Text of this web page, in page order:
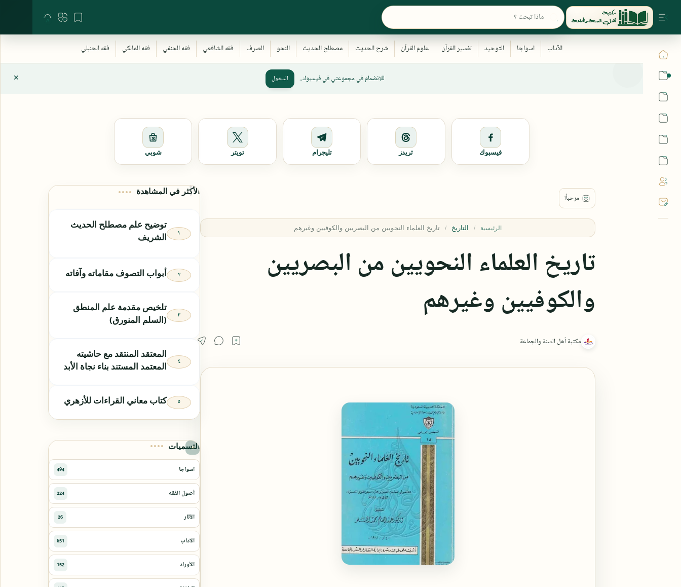
للإنضمام في مجموعتي في فيسبوك.. الدخول
فيسبوك ثريدز تليجرام تويتر شوبي
الرئيسية التاريخ
تاريخ العلماء النحويين من البصريين
والكوفيين وغيرهم
الأكثر في المشاهدة
توضيح علم مصطلح الحديث
الشريف
أبواب التصوف مقاماته وآفاته
تلخيص مقدمة علم المنطق
(السلم المنورق)
المعتقد المنتقد مع حاشيته
المعتمد المستند بناء نجاة الأبد
كتاب معاني القراءات للأزهري
التسميات